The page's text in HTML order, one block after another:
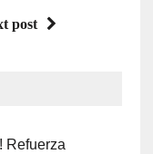
post
Refuerza